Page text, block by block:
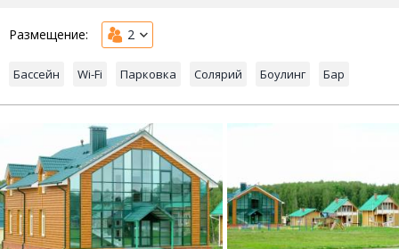
Размещение: 2
Бассейн Wi-Fi Парковка Солярий Боулинг Бар